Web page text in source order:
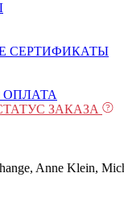
СЕРТИФИКАТЫ
ОПЛАТА
ЗАКАЗА
Anne Klein,